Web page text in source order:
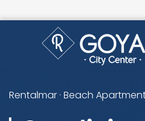
Rentalmar · Beach